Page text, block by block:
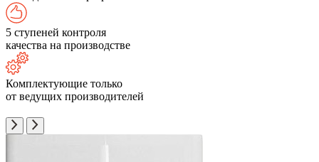
5 ступеней контроля
качества на производстве
Комплектующие только
от ведущих производителей